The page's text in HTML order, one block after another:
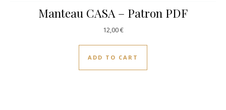
Manteau CASA – Patron PDF
12,00€
ADD TO CART